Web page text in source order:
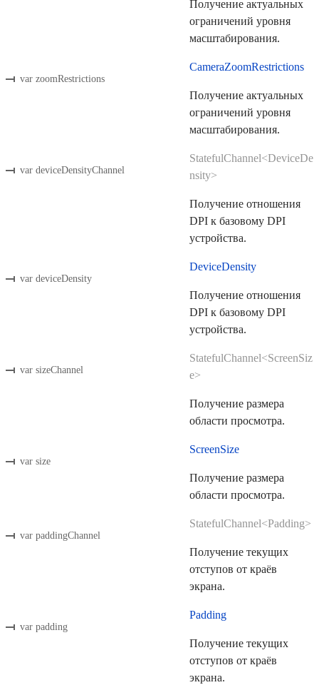
Получение актуальных
ограничений уровня
масштабирования.
var zoomRestrictions
CameraZoomRestrictions
Получение актуальных
ограничений уровня
масштабирования.
var deviceDensityChannel
StatefulChannel<DeviceDe
nsity>
Получение отношения
DPI к базовому DPI
устройства.
var deviceDensity
DeviceDensity
Получение отношения
DPI к базовому DPI
устройства.
var sizeChannel
StatefulChannel<ScreenSiz
e>
Получение размера
области просмотра.
var size
ScreenSize
Получение размера
области просмотра.
var paddingChannel
StatefulChannel<Padding>
Получение текущих
отступов от краёв
экрана.
var padding
Padding
Получение текущих
отступов от краёв
экрана.